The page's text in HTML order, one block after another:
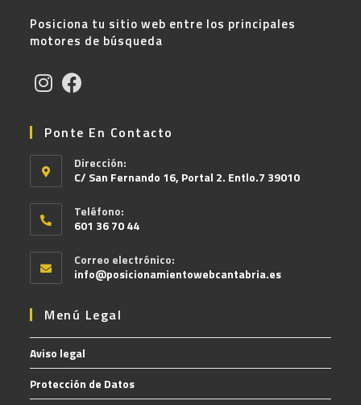
Posiciona tu sitio web entre los principales
motores de búsqueda
Ponte En Contacto
Dirección:
C/ San Fernando 16, Portal 2. Entlo.7 39010
Teléfono:
601 36 70 44
Correo electrónico:
info@posicionamientowebcantabria.es
Menú Legal
Aviso legal
Protección de Datos